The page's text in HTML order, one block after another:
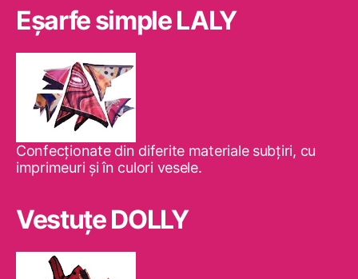
Eşarfe simple LALY
Confecţionate din diferite materiale subţiri, cu
imprimeuri şi în culori vesele.
Vestuţe DOLLY